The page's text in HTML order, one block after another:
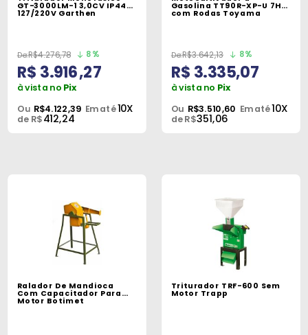
Máquinas
Materiais
de
Pneumáticos
Químicos
GT-3000LM-1 3,0CV IP44
127/220V Garthen
R$4.276,78 8%
R$ 3.916,27
à vista no Pix
Ou R$4.122,39 Em até10X
de R$412,24
Gasolina TT90R-XP-U 7HP
com Rodas Toyama
R$3.642,13 8%
R$ 3.335,07
à vista no Pix
Ou R$3.510,60 Em até10X
de R$351,06
Ralador De Mandioca
Com Capacitador Para
Motor Botimet
Triturador TRF-600 Sem
Motor Trapp